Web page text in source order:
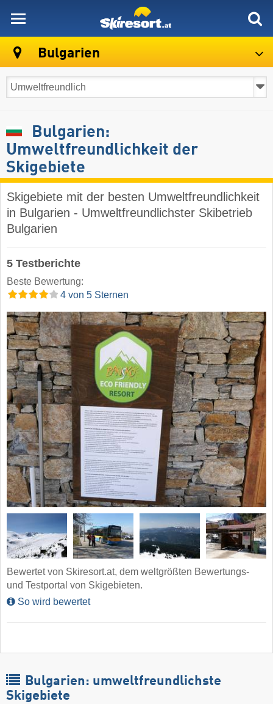
Bulgarien
Bulgarien:
Umweltfreundlichkeit der
Skigebiete
Skigebiete mit der besten Umweltfreundlichkeit
in Bulgarien - Umweltfreundlichster Skibetrieb
Bulgarien
5 Testberichte
Beste Bewertung:
4 von 5 Sternen
Bewertet von Skiresort.at, dem weltgrößten Bewertungs-
und Testportal von Skigebieten.
So wird bewertet
Bulgarien: umweltfreundlichste
Skigebiete